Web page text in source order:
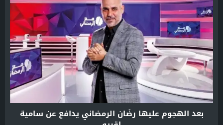
بعد الهجوم عليها رضَان الرمضاني يدافع عن سامية